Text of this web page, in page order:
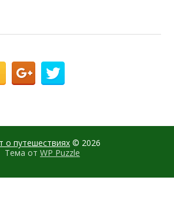
о путешествиях © 2026
Тема от WP Puzzle